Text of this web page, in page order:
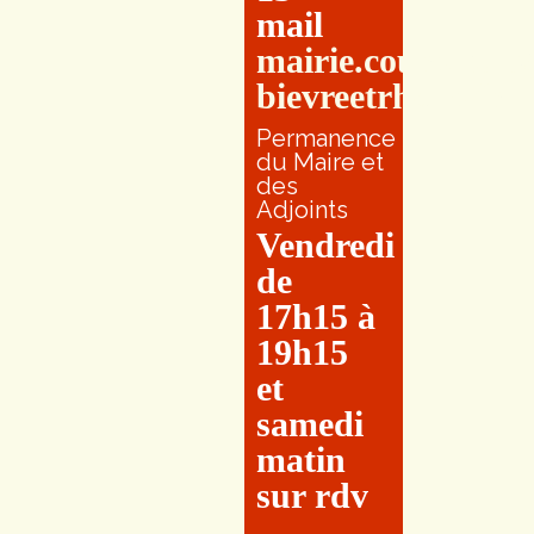
mail
bievreetrhone.fr
Permanence
du Maire et
des
Adjoints
Vendredi
de
17h15 à
19h15
et
samedi
matin
sur rdv